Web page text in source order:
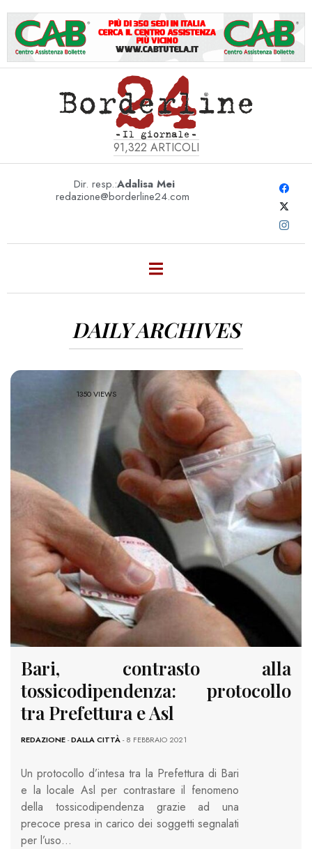
91,322 ARTICOLI
Dir. resp.:Adalisa Mei
redazione@borderline24.com
DAILY ARCHIVES
1350 VIEWS
Bari, contrasto alla
tossicodipendenza: protocollo
tra Prefettura e Asl
REDAZIONE-DALLA CITTÀ- 8 FEBBRAIO 2021
Un protocollo d’intesa tra la Prefettura di Bari
e la locale Asl per contrastare il fenomeno
della tossicodipendenza grazie ad una
precoce presa in carico dei soggetti segnalati
per l’uso…